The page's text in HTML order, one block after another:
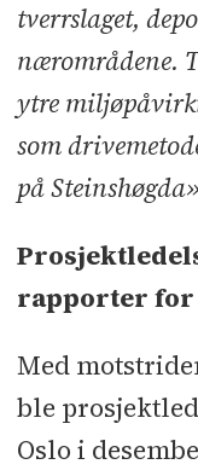
tverrslaget,
nærområdene.
ytre
som
på Steinshøgda»
rapporter
Med
ble
Oslo i